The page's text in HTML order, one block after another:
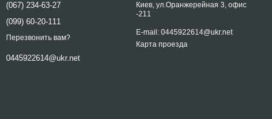
(067) 234-63-27
(099) 60-20-111
Перезвонить вам?
0445922614@ukr.net
Киев, ул.Оранжерейная 3, офис
-211
E-mail: 0445922614@ukr.net
Карта проезда